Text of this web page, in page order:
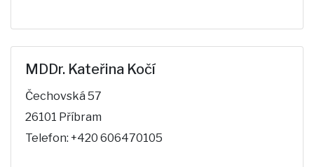
MDDr. Kateřina Kočí
Čechovská 57
26101 Příbram
Telefon: +420 606470105